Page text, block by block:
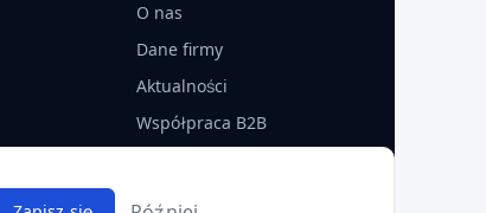
O nas
Dane firmy
Aktualności
Współpraca B2B